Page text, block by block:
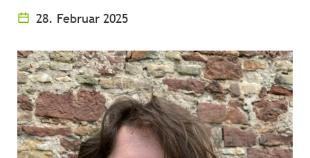
28. Februar 2025